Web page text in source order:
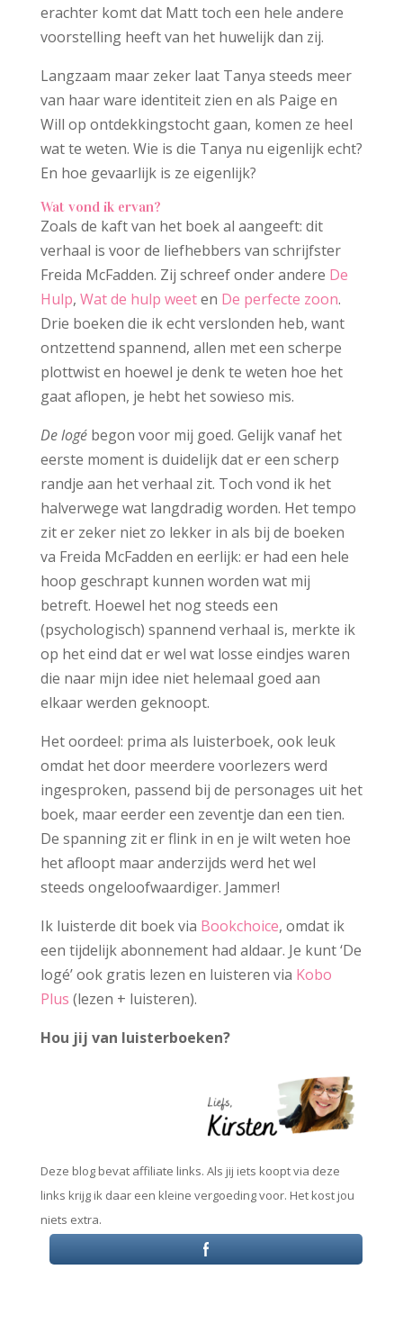
erachter komt dat Matt toch een hele andere
voorstelling heeft van het huwelijk dan zij.
Langzaam maar zeker laat Tanya steeds meer
van haar ware identiteit zien en als Paige en
Will op ontdekkingstocht gaan, komen ze heel
wat te weten. Wie is die Tanya nu eigenlijk echt?
En hoe gevaarlijk is ze eigenlijk?
Wat vond ik ervan?
Zoals de kaft van het boek al aangeeft: dit
verhaal is voor de liefhebbers van schrijfster
Freida McFadden. Zij schreef onder andere De
Hulp, Wat de hulp weeten De perfecte zoon.
Drie boeken die ik echt verslonden heb, want
ontzettend spannend, allen met een scherpe
plottwist en hoewel je denk te weten hoe het
gaat aflopen, je hebt het sowieso mis.
De logébegon voor mij goed. Gelijk vanaf het
eerste moment is duidelijk dat er een scherp
randje aan het verhaal zit. Toch vond ik het
halverwege wat langdradig worden. Het tempo
zit er zeker niet zo lekker in als bij de boeken
va Freida McFadden en eerlijk: er had een hele
hoop geschrapt kunnen worden wat mij
betreft. Hoewel het nog steeds een
(psychologisch) spannend verhaal is, merkte ik
op het eind dat er wel wat losse eindjes waren
die naar mijn idee niet helemaal goed aan
elkaar werden geknoopt.
Het oordeel: prima als luisterboek, ook leuk
omdat het door meerdere voorlezers werd
ingesproken, passend bij de personages uit het
boek, maar eerder een zeventje dan een tien.
De spanning zit er flink in en je wilt weten hoe
het afloopt maar anderzijds werd het wel
steeds ongeloofwaardiger. Jammer!
Ik luisterde dit boek via Bookchoice, omdat ik
een tijdelijk abonnement had aldaar. Je kunt ‘De
logé’ ook gratis lezen en luisteren via Kobo
Plus (lezen + luisteren).
Hou jij van luisterboeken?
Deze blog bevat affiliate links. Als jij iets koopt via deze
links krijg ik daar een kleine vergoeding voor. Het kost jou
niets extra.